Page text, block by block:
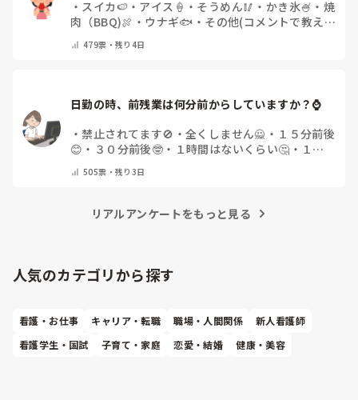
・ スイカ🍉 ・ アイス🍦 ・ そうめん🥢 ・ かき氷🍧 ・ 焼
肉（BBQ)🍖 ・ ウナギ🐟 ・ その他(コメントで教え
479票・残り4日
日勤の時、前残業は何分前からしていますか？⌚
・禁止されてます🚫 ・ 全くしません🙅 ・ １５分前後
😊 ・ ３０分前後🤓 ・ １時間はないくらい🤔 ・ １時
505票・残り3日
リアルアンケートをもっと見る
人気のカテゴリから探す
看護・お仕事 キャリア・転職 職場・人間関係
新人看護師
看護学生・国試
子育て・家庭 恋愛・結婚 健康・美容